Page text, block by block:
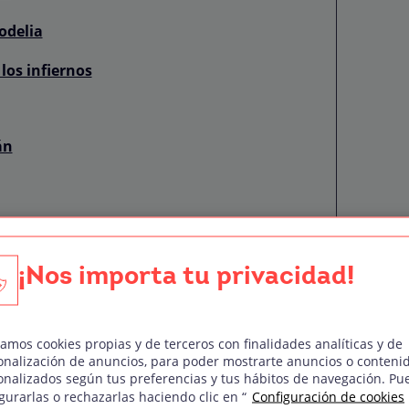
los infiernos
su carrera
acomodada de San Sebastián; su padre
entre ellas director del Festival
¡Nos importa tu privacidad!
cookies propias y de terceros con finalidades analíticas y de
de anuncios, para poder mostrarte anuncios o
según tus preferencias y tus hábitos de navegación.
o rechazarlas haciendo clic en “ Configuración de cookies